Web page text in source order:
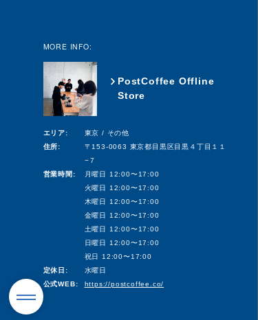
MORE INFO:
PostCoffee Offline
Store
エリア:
東京 / その他
住所:
〒153-0063 東京都目黒区目黒４丁目１１
−７
営業時間:
月曜日 12:00〜17:00
火曜日 12:00〜17:00
木曜日 12:00〜17:00
金曜日 12:00〜17:00
土曜日 12:00〜17:00
日曜日 12:00〜17:00
祝日 12:00〜17:00
定休日:
水曜日
公式WEB:
https://postcoffee.co/